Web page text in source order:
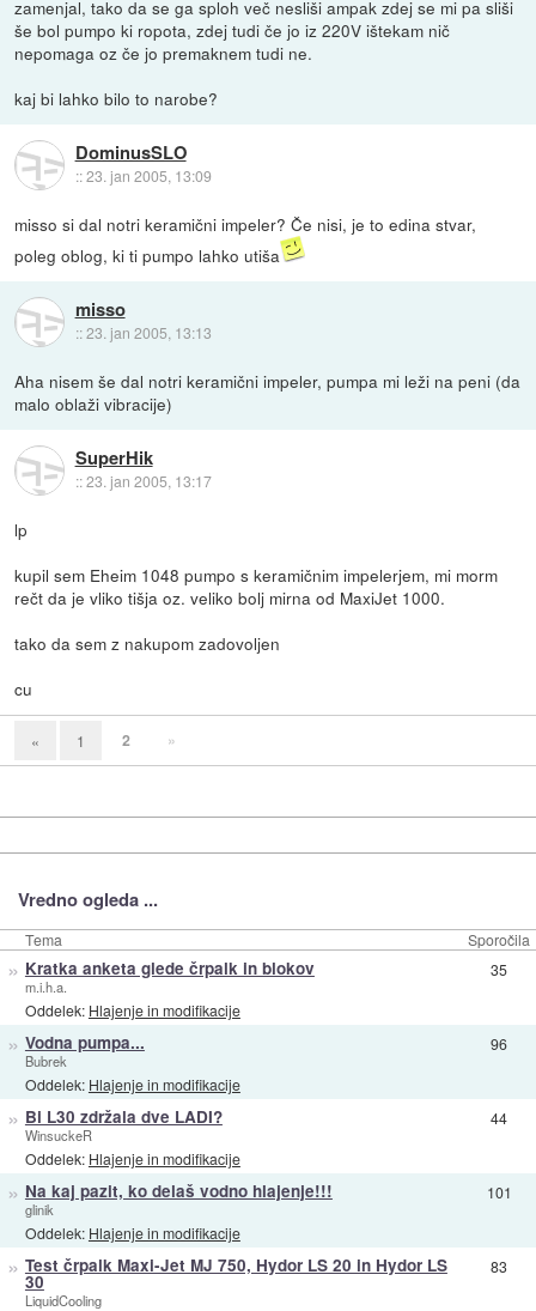
zamenjal, tako da se ga sploh več nesliši ampak zdej se mi pa sliši
še bol pumpo ki ropota, zdej tudi če jo iz 220V ištekam nič
nepomaga oz če jo premaknem tudi ne.
kaj bi lahko bilo to narobe?
DominusSLO
::23. jan 2005, 13:09
misso si dal notri keramični impeler? Če nisi, je to edina stvar,
poleg oblog, ki ti pumpo lahko utiša
misso
::23. jan 2005, 13:13
Aha nisem še dal notri keramični impeler, pumpa mi leži na peni (da
malo oblaži vibracije)
SuperHik
::23. jan 2005, 13:17
lp
kupil sem Eheim 1048 pumpo s keramičnim impelerjem, mi morm
rečt da je vliko tišja oz. veliko bolj mirna od MaxiJet 1000.
tako da sem z nakupom zadovoljen
cu
« 1 2 »
Vredno ogleda ...
Tema Sporočila
» Kratka anketa glede črpalk in blokov
m.i.h.a.
Oddelek: Hlajenje in modifikacije
35
» Vodna pumpa...
Bubrek
Oddelek: Hlajenje in modifikacije
96
» Bi L30 zdržala dve LADI?
WinsuckeR
Oddelek: Hlajenje in modifikacije
44
» Na kaj pazit, ko delaš vodno hlajenje!!!
glinik
Oddelek: Hlajenje in modifikacije
101
» Test črpalk Maxi-Jet MJ 750, Hydor LS 20 in Hydor LS
30
LiquidCooling
83